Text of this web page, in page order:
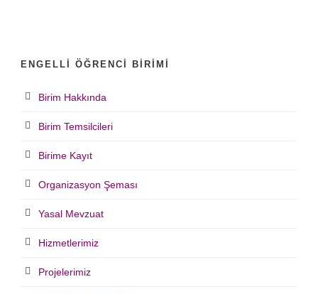
ENGELLI ÖĞRENCI BIRIMI
Birim Hakkında
Birim Temsilcileri
Birime Kayıt
Organizasyon Şeması
Yasal Mevzuat
Hizmetlerimiz
Projelerimiz